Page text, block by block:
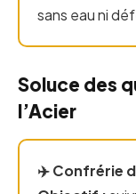
sans eau ni
Soluce des
l’Acier
✈️ Confrérie